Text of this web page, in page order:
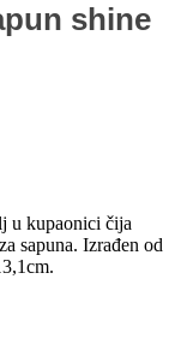
shine
u kupaonici čija
sapuna. Izrađen od